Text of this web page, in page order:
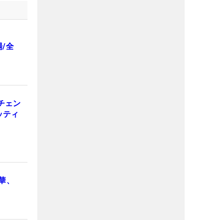
/全
ェン
ィ